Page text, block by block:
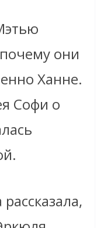
они
Ханне.
Софи о